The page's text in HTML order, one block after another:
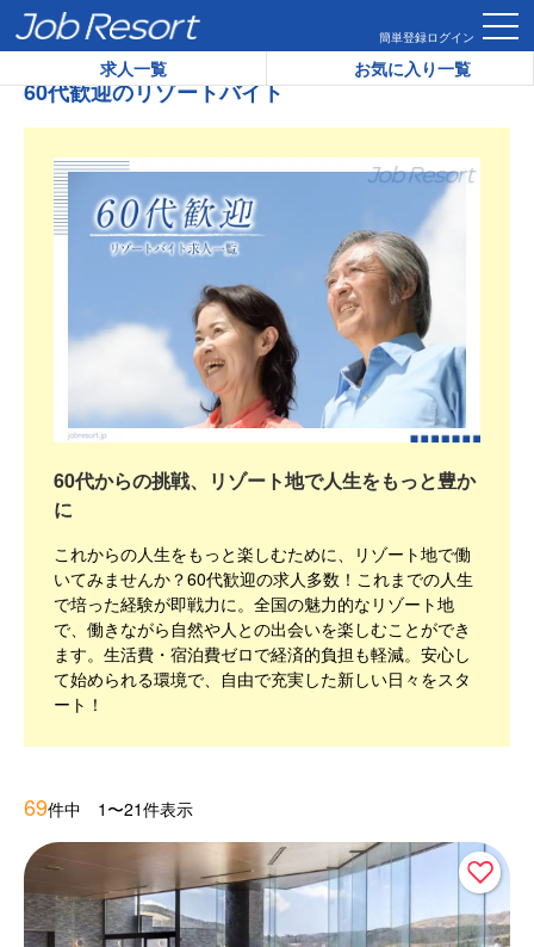
簡単登録ログイン
求人一覧 お気に入り一覧
HOME 60代歓迎のリゾートバイト
60代歓迎のリゾートバイト
60代からの挑戦、リゾート地で人生をもっと豊か
に
これからの人生をもっと楽しむために、リゾート地で働
いてみませんか？60代歓迎の求人多数！これまでの人生
で培った経験が即戦力に。全国の魅力的なリゾート地
で、働きながら自然や人との出会いを楽しむことができ
ます。生活費・宿泊費ゼロで経済的負担も軽減。安心し
て始められる環境で、自由で充実した新しい日々をスタ
ート！
69件中 1〜21件表示